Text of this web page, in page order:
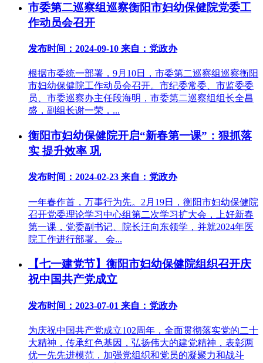
市委第二巡察组巡察衡阳市妇幼保健院党委工
作动员会召开
发布时间：2024-09-10 来自：党政办
根据市委统一部署，9月10日，市委第二巡察组巡察衡阳
市妇幼保健院工作动员会召开。市纪委常委、市监委委
员、市委巡察办主任段海明，市委第二巡察组组长全昌
盛，副组长谢一荣，...
衡阳市妇幼保健院开启“新春第一课”：狠抓落
实 提升效率 巩
发布时间：2024-02-23 来自：党政办
一年春作首，万事行为先。2月19日，衡阳市妇幼保健院
召开党委理论学习中心组第二次学习扩大会，上好新春
第一课，党委副书记、院长汪向东领学，并就2024年医
院工作进行部署。 会...
【七一建党节】衡阳市妇幼保健院组织召开庆
祝中国共产党成立
发布时间：2023-07-01 来自：党政办
为庆祝中国共产党成立102周年，全面贯彻落实党的二十
大精神，传承红色基因，弘扬伟大的建党精神，表彰两
优一先先进模范，加强党组织和党员的凝聚力和战斗